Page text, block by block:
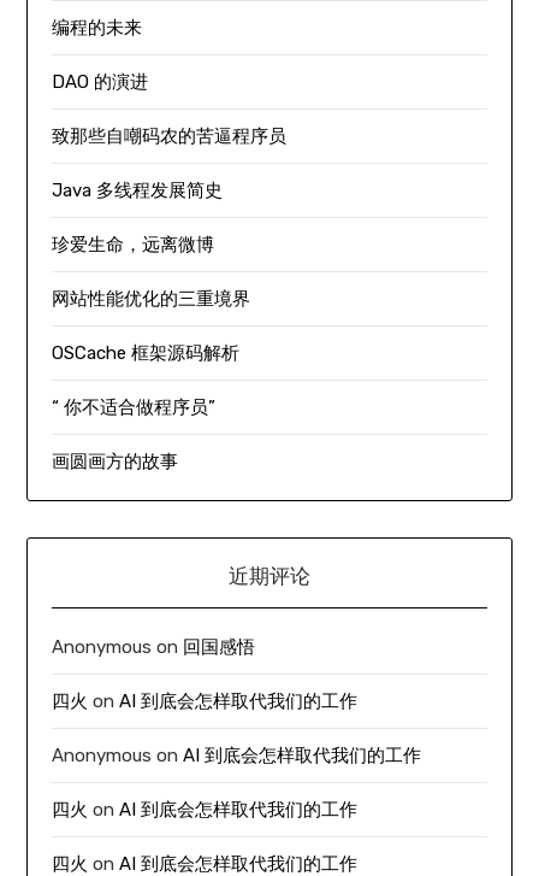
编程的未来
DAO 的演进
致那些自嘲码农的苦逼程序员
Java 多线程发展简史
珍爱生命，远离微博
网站性能优化的三重境界
OSCache 框架源码解析
“ 你不适合做程序员”
画圆画方的故事
近期评论
Anonymous on 回国感悟
四火 onAI 到底会怎样取代我们的工作
Anonymous onAI 到底会怎样取代我们的工作
四火 onAI 到底会怎样取代我们的工作
四火 onAI 到底会怎样取代我们的工作